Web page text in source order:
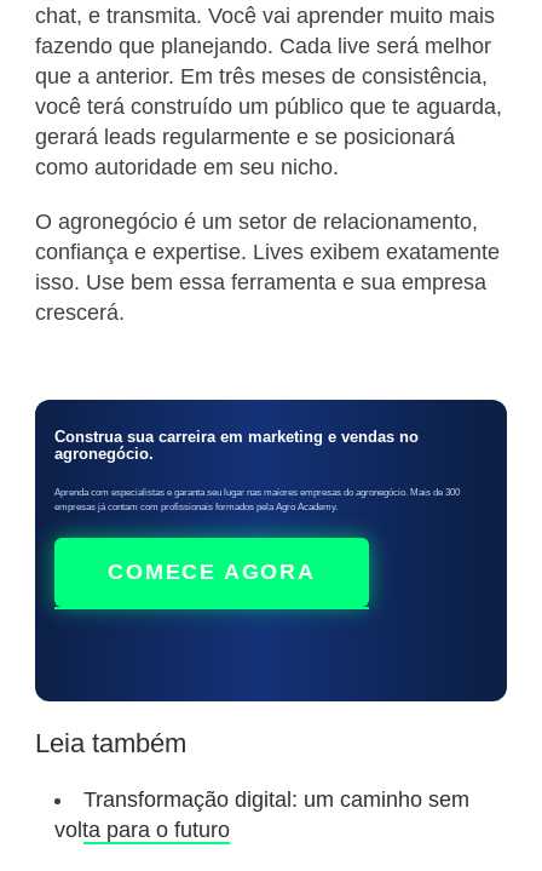
chat, e transmita. Você vai aprender muito mais
fazendo que planejando. Cada live será melhor
que a anterior. Em três meses de consistência,
você terá construído um público que te aguarda,
gerará leads regularmente e se posicionará
como autoridade em seu nicho.
O agronegócio é um setor de relacionamento,
confiança e expertise. Lives exibem exatamente
isso. Use bem essa ferramenta e sua empresa
crescerá.
Construa sua carreira em marketing e vendas no
agronegócio.
Aprenda com especialistas e garanta seu lugar nas maiores empresas do agronegócio. Mais de 300
empresas já contam com profissionais formados pela Agro Academy.
COMECE AGORA
Leia também
Transformação digital: um caminho sem
volta para o futuro